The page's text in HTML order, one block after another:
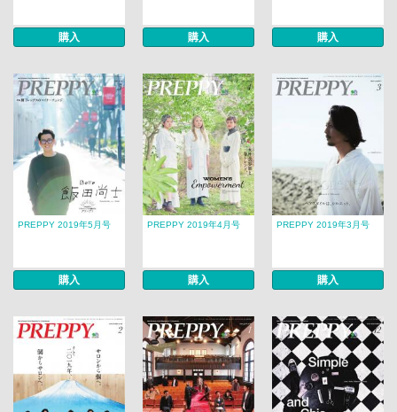
購入 購入 購入
PREPPY 2019年5月号
購入
PREPPY 2019年4月号
購入
PREPPY 2019年3月号
購入